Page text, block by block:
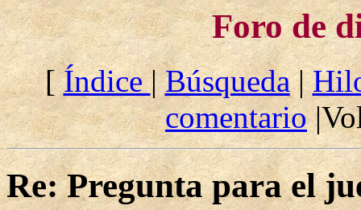
Foro de
[Índice|Búsqueda|
comentario
Re: Pregunta para el